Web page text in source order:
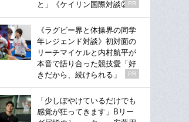
と」《ケイリン国際対談②》
PR
《ラグビー界と体操界の同学
年レジェンド対談》初対面の
リーチマイケルと内村航平が
本音で語り合った競技愛「好
きだから、続けられる」
PR
「少しぼやけているだけでも
感覚が狂ってきます」Bリー